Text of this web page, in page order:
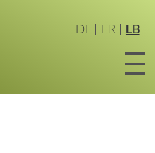
DE FR LB